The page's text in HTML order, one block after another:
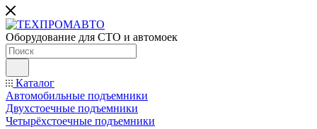
Оборудование для СТО и автомоек
Каталог
Автомобильные подъемники
Двухстоечные подъемники
Четырёхстоечные подъемники